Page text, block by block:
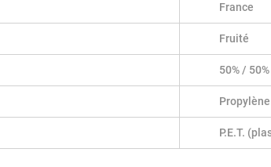
France
Fruité
50% / 50%
P.E.T.